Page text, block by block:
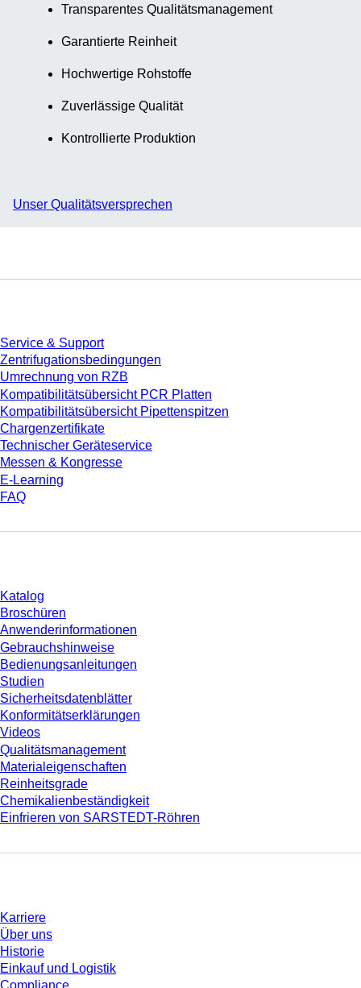
Transparentes Qualitätsmanagement
Garantierte Reinheit
Hochwertige Rohstoffe
Zuverlässige Qualität
Kontrollierte Produktion
Unser Qualitätsversprechen
Service & Support
Zentrifugationsbedingungen
Umrechnung von RZB
Kompatibilitätsübersicht PCR Platten
Kompatibilitätsübersicht Pipettenspitzen
Chargenzertifikate
Technischer Geräteservice
Messen & Kongresse
E-Learning
FAQ
Katalog
Broschüren
Anwenderinformationen
Gebrauchshinweise
Bedienungsanleitungen
Studien
Sicherheitsdatenblätter
Konformitätserklärungen
Videos
Qualitätsmanagement
Materialeigenschaften
Reinheitsgrade
Chemikalienbeständigkeit
Einfrieren von SARSTEDT-Röhren
Karriere
Über uns
Historie
Einkauf und Logistik